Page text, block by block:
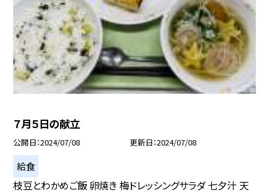
７月５日の献立
公開日 2024/07/08 更新日 2024/07/08
給食
枝豆とわかめご飯 卵焼き 梅ドレッシングサラダ 七夕汁 天